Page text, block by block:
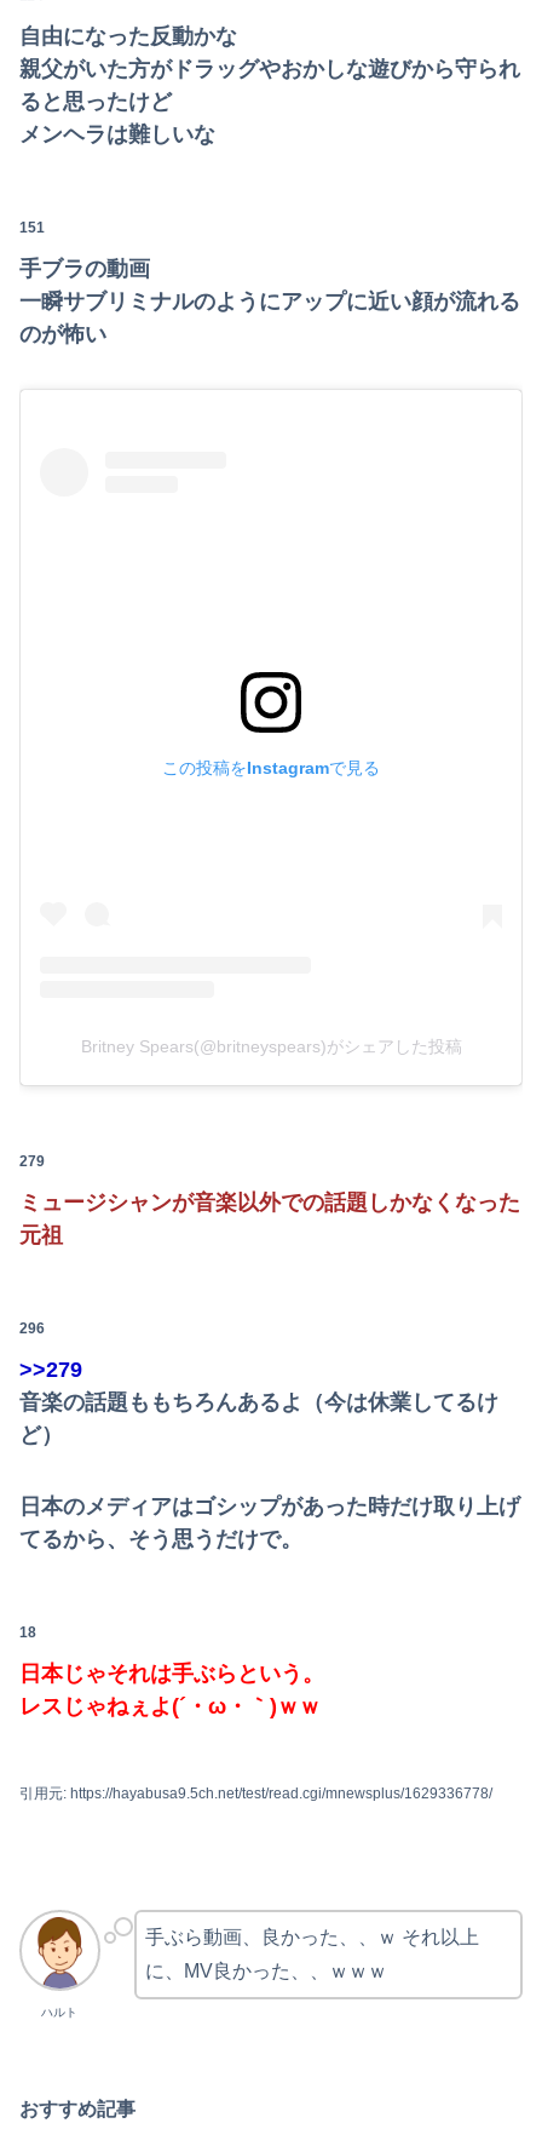
自由になった反動かな
親父がいた方がドラッグやおかしな遊びから守られ
ると思ったけど
メンヘラは難しいな
151
手ブラの動画
一瞬サブリミナルのようにアップに近い顔が流れる
のが怖い
この投稿をInstagramで見る
Britney Spears(@britneyspears)がシェアした投稿
279
ミュージシャンが音楽以外での話題しかなくなった
元祖
296
>>279
音楽の話題ももちろんあるよ（今は休業してるけ
ど）
日本のメディアはゴシップがあった時だけ取り上げ
てるから、そう思うだけで。
18
日本じゃそれは手ぶらという。
レスじゃねぇよ(´・ω・｀)ｗｗ
引用元: https://hayabusa9.5ch.net/test/read.cgi/mnewsplus/1629336778/
ハルト
手ぶら動画、良かった、、ｗ それ以上
に、MV良かった、、ｗｗｗ
おすすめ記事